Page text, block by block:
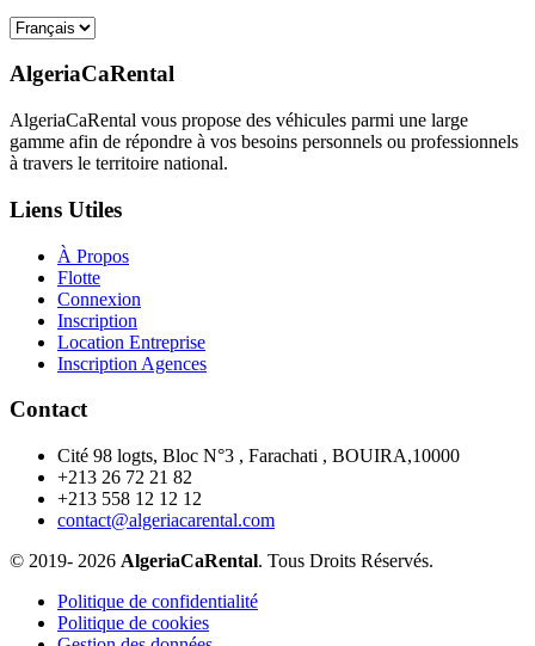
AlgeriaCaRental
AlgeriaCaRental vous propose des véhicules parmi une large
gamme afin de répondre à vos besoins personnels ou professionnels
à travers le territoire national.
Liens Utiles
À Propos
Flotte
Connexion
Inscription
Location Entreprise
Inscription Agences
Contact
Cité 98 logts, Bloc N°3 , Farachati , BOUIRA,10000
+213 26 72 21 82
+213 558 12 12 12
contact@algeriacarental.com
© 2019- 2026 AlgeriaCaRental. Tous Droits Réservés.
Politique de confidentialité
Politique de cookies